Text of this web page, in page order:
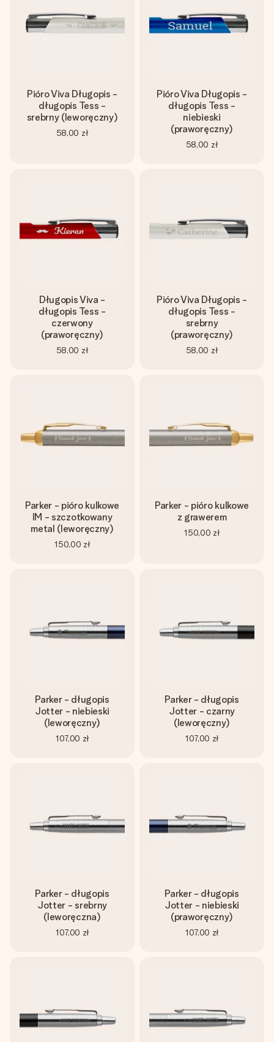
Pióro Viva Długopis -
długopis Tess -
srebrny (leworęczny)
58,00 zł
Pióro Viva Długopis -
długopis Tess -
niebieski
(praworęczny)
58,00 zł
Długopis Viva -
długopis Tess -
czerwony
(praworęczny)
58,00 zł
Pióro Viva Długopis -
długopis Tess -
srebrny
(praworęczny)
58,00 zł
Parker - pióro kulkowe
IM - szczotkowany
metal (leworęczny)
150,00 zł
Parker - pióro kulkowe
z grawerem
150,00 zł
Parker - długopis
Jotter - niebieski
(leworęczny)
107,00 zł
Parker - długopis
Jotter - czarny
(leworęczny)
107,00 zł
Parker - długopis
Jotter - srebrny
(leworęczna)
107,00 zł
Parker - długopis
Jotter - niebieski
(praworęczny)
107,00 zł